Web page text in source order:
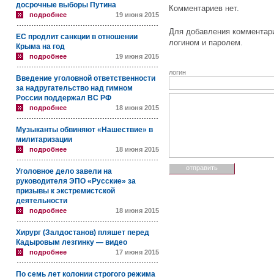
досрочные выборы Путина
подробнее 19 июня 2015
ЕС продлит санкции в отношении
Крыма на год
подробнее 19 июня 2015
Введение уголовной ответственности
за надругательство над гимном
России поддержал ВС РФ
подробнее 18 июня 2015
Музыканты обвиняют «Нашествие» в
милитаризации
подробнее 18 июня 2015
Уголовное дело завели на
руководителя ЭПО «Русские» за
призывы к экстремистской
деятельности
подробнее 18 июня 2015
Хирург (Залдостанов) пляшет перед
Кадыровым лезгинку — видео
подробнее 17 июня 2015
По семь лет колонии строгого режима
Комментариев нет.
Для добавления
логином и паролем.
логин